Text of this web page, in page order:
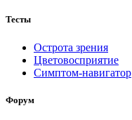
Тесты
Острота зрения
Цветовосприятие
Симптом-навигатор
Форум